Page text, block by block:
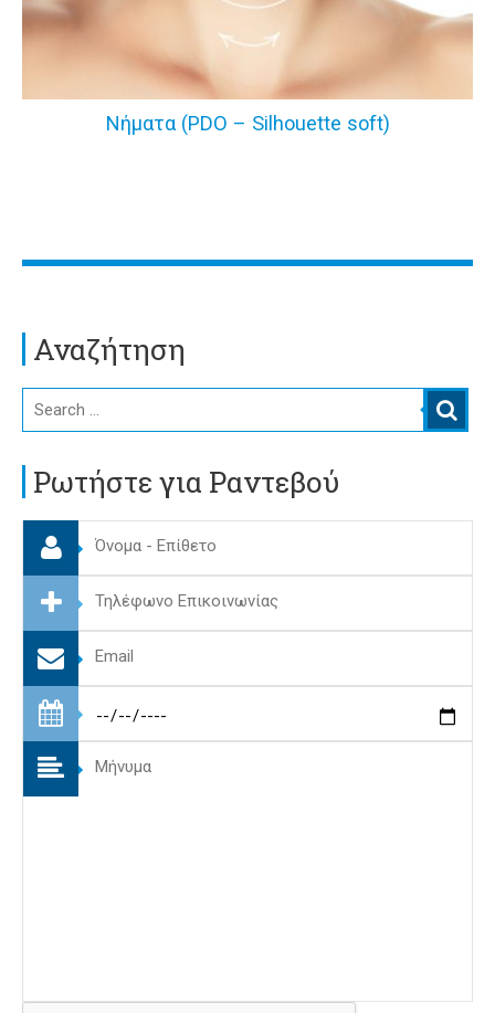
Αναζήτηση
Ρωτήστε για Ραντεβού
Νήματα (PDO – Silhouette soft)